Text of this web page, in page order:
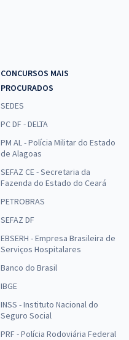
CONCURSOS MAIS
PROCURADOS
SEDES
PC DF - DELTA
PM AL - Polícia Militar do Estado
de Alagoas
SEFAZ CE - Secretaria da
Fazenda do Estado do Ceará
PETROBRAS
SEFAZ DF
EBSERH - Empresa Brasileira de
Serviços Hospitalares
Banco do Brasil
IBGE
INSS - Instituto Nacional do
Seguro Social
PRF - Polícia Rodoviária Federal